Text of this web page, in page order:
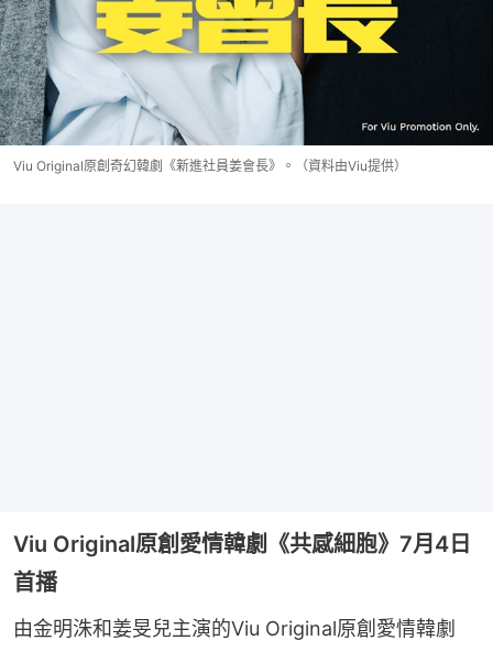
Viu Original原創奇幻韓劇《新進社員姜會長》。（資料由Viu提供）
Viu Original原創愛情韓劇《共感細胞》7月4日
首播
由金明洙和姜旻兒主演的Viu Original原創愛情韓劇